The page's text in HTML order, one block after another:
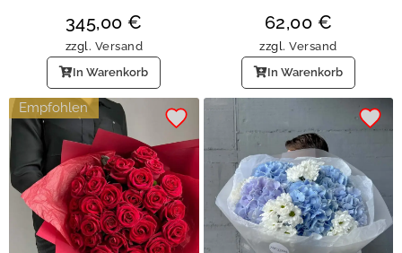
345,00€
zzgl. Versand
In Warenkorb
62,00 €
zzgl. Versand
In Warenkorb
Empfohlen